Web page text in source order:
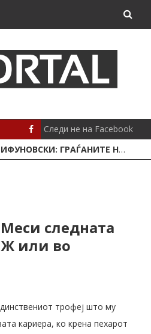
ГРАЃАНИТЕ НА ГОСТИВАР СЕ ТРУЕЈА СО ВОДА А МИЦКОСКИ ОТИДЕ ДА ОТВОРА БАЗЕН
Следи не на Facebook
следната
или во
трофеј што му
кариера, ко крена пехарот